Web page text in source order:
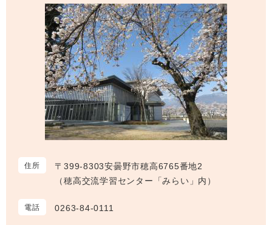
住所
〒399-8303安曇野市穂高6765番地2
（穂高交流学習センター「みらい」内）
電話 0263-84-0111